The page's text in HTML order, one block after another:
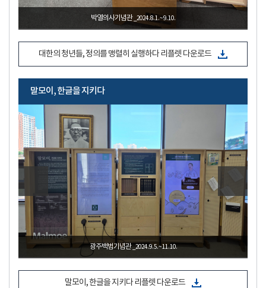
박열의사기념관 _2024. 8. 1. ~ 9. 10.
대한의 청년들, 정의를 맹렬히 실행하다 리플렛 다운로드
말모이, 한글을 지키다
광주백범기념관_2024. 9. 5. ~ 11. 10.
말모이, 한글을 지키다 리플렛 다운로드